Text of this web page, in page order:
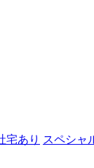
宅あり スペシャ